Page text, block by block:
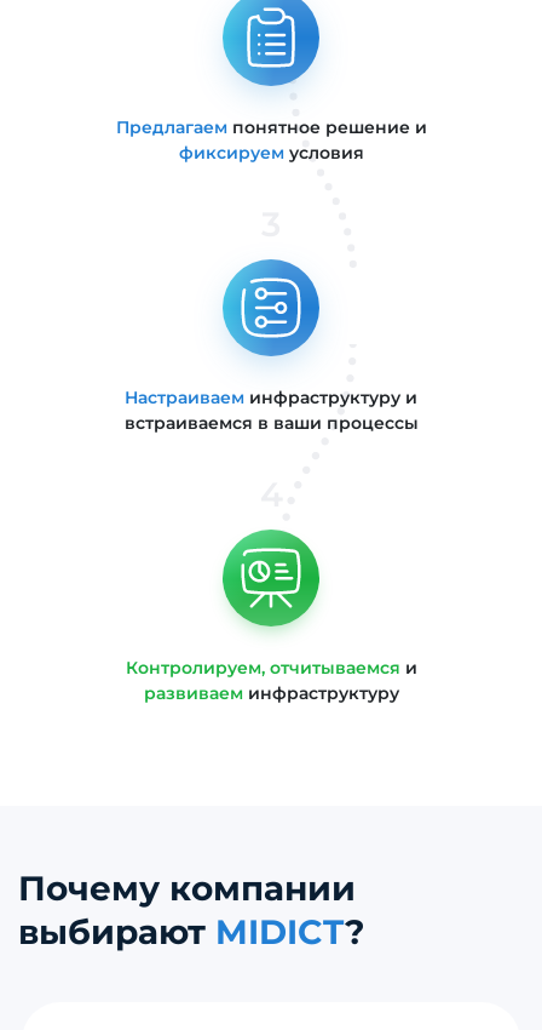
Предлагаемпонятное решение и
фиксируемусловия
Настраиваем инфраструктуру и
встраиваемся в ваши процессы
Контролируем, отчитываемся и
развиваеминфраструктуру
Почему компании
выбирают MIDICT?